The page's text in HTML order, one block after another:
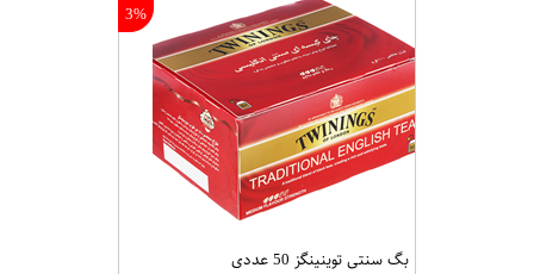
3%
بگ سنتی توینینگز 50 عددی